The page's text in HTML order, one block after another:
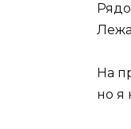
На
но я